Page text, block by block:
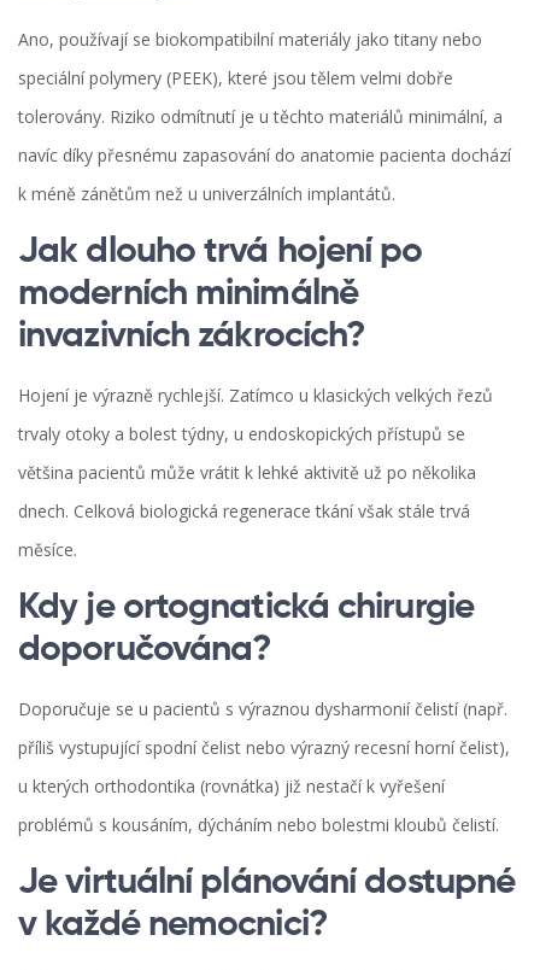
Ano, používají se biokompatibilní materiály jako titany nebo
speciální polymery (PEEK), které jsou tělem velmi dobře
tolerovány. Riziko odmítnutí je u těchto materiálů minimální, a
navíc díky přesnému zapasování do anatomie pacienta dochází
k méně zánětům než u univerzálních implantátů.
Jak dlouho trvá hojení po
moderních minimálně
invazivních zákrocích?
Hojení je výrazně rychlejší. Zatímco u klasických velkých řezů
trvaly otoky a bolest týdny, u endoskopických přístupů se
většina pacientů může vrátit k lehké aktivitě už po několika
dnech. Celková biologická regenerace tkání však stále trvá
měsíce.
Kdy je ortognatická chirurgie
doporučována?
Doporučuje se u pacientů s výraznou dysharmonií čelistí (např.
příliš vystupující spodní čelist nebo výrazný recesní horní čelist),
u kterých orthodontika (rovnátka) již nestačí k vyřešení
problémů s kousáním, dýcháním nebo bolestmi kloubů čelistí.
Je virtuální plánování dostupné
v každé nemocnici?